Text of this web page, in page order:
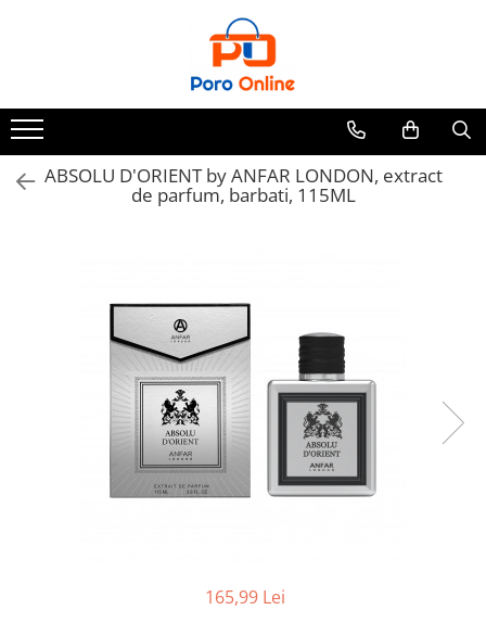
Al Absar
Parfum
Clone
Parfumuri Arabesti
Parfum tip fiola
ABSOLU D'ORIENT by ANFAR LONDON, extract
de parfum, barbati, 115ML
165,99 Lei